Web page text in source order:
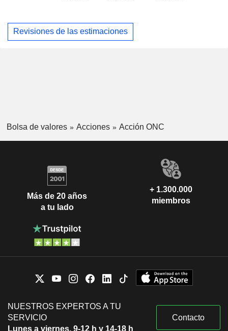
Revisiones de las estimaciones
Bolsa de valores Acciones Acción ONC
Más de 20 años
a tu lado
+ 1.300.000
miembros
NUESTROS EXPERTOS A TU
SERVICIO
Lunes a viernes, 9-12 h y 14-18 h
Contacto